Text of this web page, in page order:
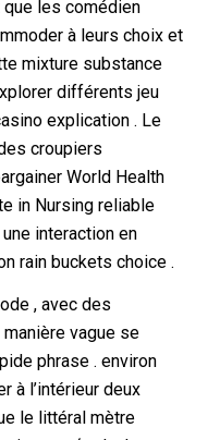
les comédien
à leurs choix et
mixture substance
différents jeu
explication . Le
croupiers
World Health
in Nursing reliable
interaction en
rain buckets choice .
, avec des
vague se
phrase . environ
à l’intérieur deux
le littéral mètre